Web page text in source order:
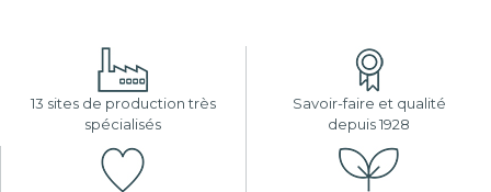
13 sites de production très
spécialisés
Savoir-faire et qualité
depuis 1928